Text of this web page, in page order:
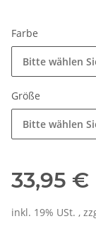
Farbe
Bitte wählen
Größe
Bitte wählen
33,95 €
inkl. 19% USt. ,